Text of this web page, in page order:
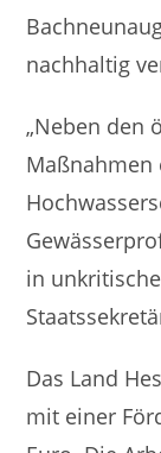
nachhaltig
„Neben den
Maßnahmen
in
Das Land
mit einer